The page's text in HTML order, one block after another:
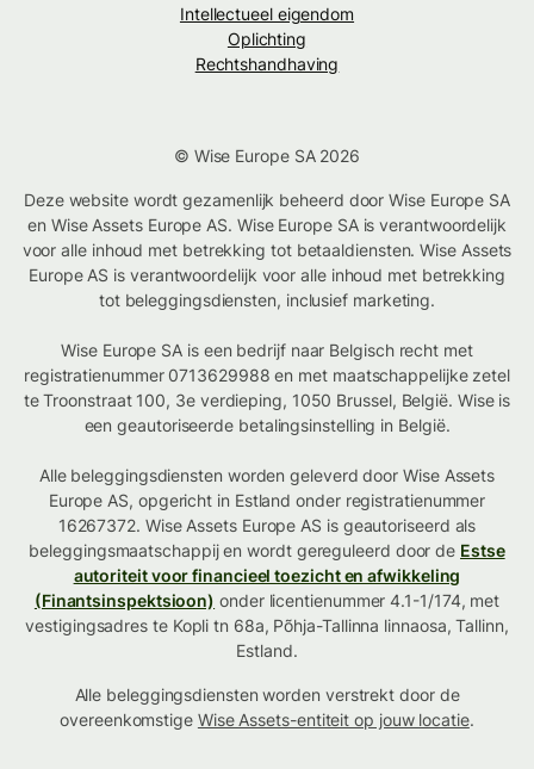
Intellectueel eigendom
Oplichting
Rechtshandhaving
© Wise Europe SA 2026
Deze website wordt gezamenlijk beheerd door Wise Europe SA
en Wise Assets Europe AS. Wise Europe SA is verantwoordelijk
voor alle inhoud met betrekking tot betaaldiensten. Wise Assets
Europe AS is verantwoordelijk voor alle inhoud met betrekking
tot beleggingsdiensten, inclusief marketing.
Wise Europe SA is een bedrijf naar Belgisch recht met
registratienummer 0713629988 en met maatschappelijke zetel
te Troonstraat 100, 3e verdieping, 1050 Brussel, België. Wise is
een geautoriseerde betalingsinstelling in België.
Alle beleggingsdiensten worden geleverd door Wise Assets
Europe AS, opgericht in Estland onder registratienummer
16267372. Wise Assets Europe AS is geautoriseerd als
beleggingsmaatschappij en wordt gereguleerd door de Estse
autoriteit voor financieel toezicht en afwikkeling
(Finantsinspektsioon) onder licentienummer 4.1-1/174, met
vestigingsadres te Kopli tn 68a, Põhja-Tallinna linnaosa, Tallinn,
Estland.
Alle beleggingsdiensten worden verstrekt door de
overeenkomstige Wise Assets-entiteit op jouw locatie.